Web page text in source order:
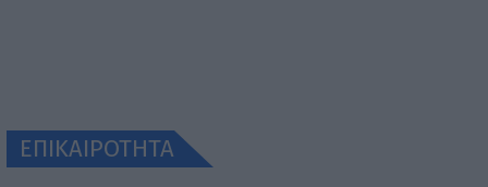
ΕΠΙΚΑΙΡΟΤΗΤΑ